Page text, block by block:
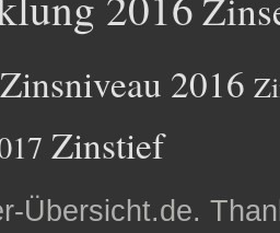
Zinsniveau 2016
Zinstief
Übersicht.de.